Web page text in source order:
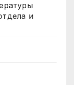
и